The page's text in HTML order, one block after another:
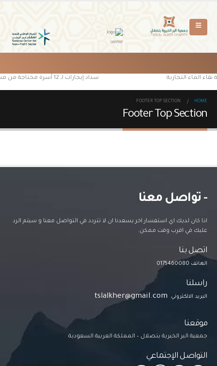
سداد إيجارات لـ 12 أسرة محتاجة من مستفيدي جمعية البر الخيرية بتصلال الماء التجارية
HOME
FOOTER TOP SECTION
Footer Top Section
- تواصل معنا
اذا كان لديك اي استفسار اخر يسعدنا ان لا تتردد في التواصل معنا و سيتم الرد
عليك في اقرب وقت ممكن.
اتصل بنا
الهاتف 0175460080
راسلنا
البريد الالكتروني
موقعنا
جمعية البر الخيرية بتصلال – المملكة العربية السعودبة
التواصل الإجتماعي